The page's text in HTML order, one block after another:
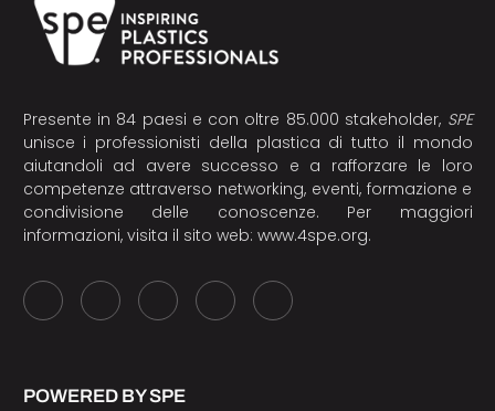
Presente in 84 paesi e con oltre 85.000 stakeholder, SPE
unisce i professionisti della plastica di tutto il mondo
aiutandoli ad avere successo e a rafforzare le loro
competenze attraverso networking, eventi, formazione e
condivisione delle conoscenze. Per maggiori
informazioni, visita il sito web: www.4spe.org.
POWERED BY SPE